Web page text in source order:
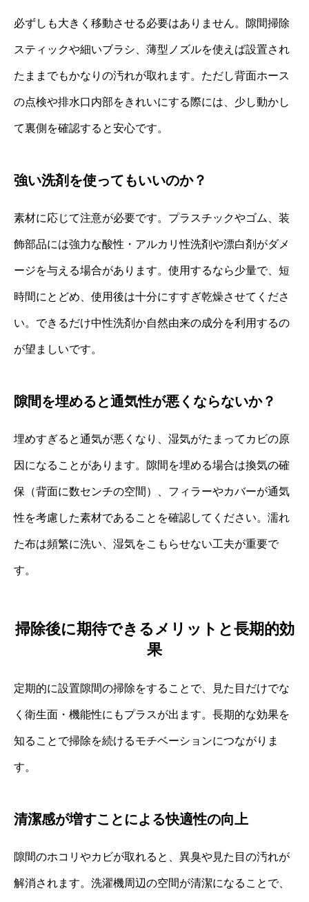
必ずしも大きく移動させる必要はありません。隙間掃除
スティックや細いブラシ、薄型ノズルを使えば設置され
たままでもかなりの汚れが取れます。ただし背面ホース
の点検や排水口内部をきれいにする際には、少し動かし
て裏側を確認すると安心です。
強い洗剤を使ってもいいのか？
素材に応じて注意が必要です。プラスチックやゴム、装
飾部品には強力な酸性・アルカリ性洗剤や漂白剤がダメ
ージを与える場合があります。使用するなら少量で、短
時間にとどめ、使用後は十分にすすぎ乾燥させてくださ
い。できるだけ中性洗剤か自然由来の成分を利用するの
が望ましいです。
隙間を埋めると通気性が悪くならないか？
埋めすぎると通気が悪くなり、湿気がたまってカビの原
因になることがあります。隙間を埋める場合は換気の確
保（背面に数センチの空間）、フィラーやカバーが通気
性を考慮した素材であることを確認してください。濡れ
た布は頻繁に洗い、湿気をこもらせない工夫が重要で
す。
掃除後に期待できるメリットと長期的効
果
定期的に設置隙間の掃除をすることで、見た目だけでな
く衛生面・機能性にもプラスが出ます。長期的な効果を
知ることで掃除を続けるモチベーションにつながりま
す。
清潔感が増すことによる快適性の向上
隙間のホコリやカビが取れると、異臭や見た目の汚れが
解消されます。洗濯機周辺の空間が清潔になることで、